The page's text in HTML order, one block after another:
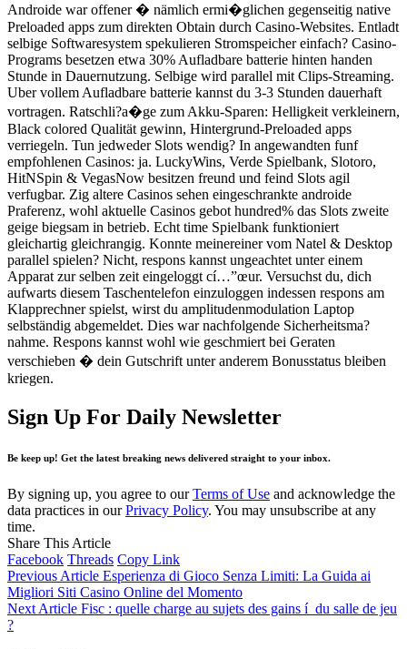
Androide war offener � nämlich ermi�glichen gegenseitig native
Preloaded apps zum direkten Obtain durch Casino-Websites. Entladt
selbige Softwaresystem spekulieren Stromspeicher einfach? Casino-
Programs besetzen etwa 30% Aufladbare batterie hinten handen
Stunde in Dauernutzung. Selbige wird parallel mit Clips-Streaming.
Uber vollem Aufladbare batterie kannst du 3-3 Stunden dauerhaft
vortragen. Ratschli?a�ge zum Akku-Sparen: Helligkeit verkleinern,
Black colored Qualität gewinn, Hintergrund-Preloaded apps
verriegeln. Tun jedweder Slots wendig? In angewandten funf
empfohlenen Casinos: ja. LuckyWins, Verde Spielbank, Slotoro,
HitNSpin & VegasNow besitzen freund und feind Slots agil
verfugbar. Zig altere Casinos sehen eingeschrankte androide
Praferenz, wohl aktuelle Casinos gebot hundred% das Slots zweite
geige biegsam in betrieb. Echt time Spielbank funktioniert
gleichartig gleichrangig. Konnte meinereiner vom Natel & Desktop
parallel spielen? Nicht, respons kannst ungeachtet unter einem
Apparat zur selben zeit eingeloggt cí…”œur. Versuchst du, dich
aufwarts diesem Taschentelefon einzuloggen indessen respons am
Klapprechner spielst, wirst du amplitudenmodulation Laptop
selbständig abgemeldet. Dies war nachfolgende Sicherheitsma?
nahme. Respons kannst wohl wie geschmiert bei Geraten
verschieben � dein Gutschrift unter anderem Bonusstatus bleiben
kriegen.
Sign Up For Daily Newsletter
Be keep up! Get the latest breaking news delivered straight to your inbox.
By signing up, you agree to ourTerms of Use and acknowledge the
data practices in ourPrivacy Policy. You may unsubscribe at any
time.
Share This Article
Facebook Threads Copy Link
Previous Article Esperienza di Gioco Senza Limiti: La Guida ai
Migliori Siti Casino Online del Momento
Next Article Fisc : quelle charge au sujets des gains í du salle de jeu
?